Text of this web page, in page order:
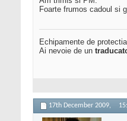
Foarte frumos cadoul si
Echipamente de
Ai nevoie de un
17th December 2009,